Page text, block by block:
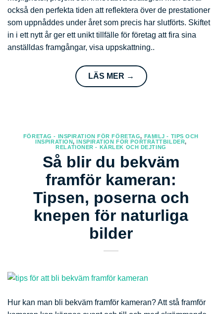
också den perfekta tiden att reflektera över de prestationer
som uppnåddes under året som precis har slutförts. Skiftet
in i ett nytt år ger ett unikt tillfälle för företag att fira sina
anställdas framgångar, visa uppskattning..
LÄS MER →
FÖRETAG - INSPIRATION FÖR FÖRETAG, FAMILJ - TIPS OCH
INSPIRATION, INSPIRATION FÖR PORTRÄTTBILDER,
RELATIONER - KÄRLEK OCH DEJTING
Så blir du bekväm
framför kameran:
Tipsen, poserna och
knepen för naturliga
bilder
Hur kan man bli bekväm framför kameran? Att stå framför